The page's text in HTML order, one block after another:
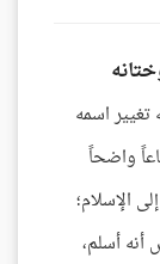
اسمه
واضحاً
الإسلام؛
أنه أسلم،